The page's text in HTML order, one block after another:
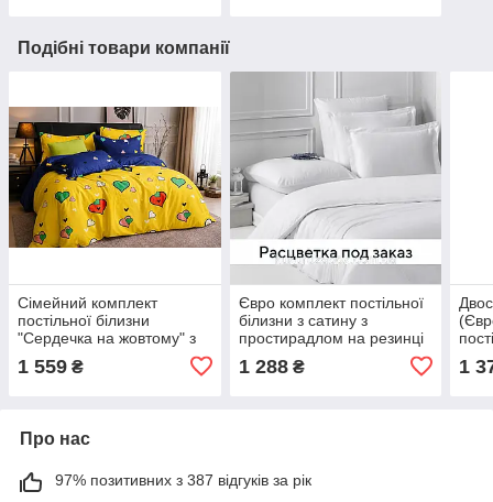
Подібні товари компанії
Сімейний комплект
постільної білизни
"Сердечка на жовтому" з
1 559 ₴
Євро комплект постільної
білизни з сатину з
простирадлом на резинці
1 288₴ 1
Про нас
97% позитивних з 387 відгуків за рік